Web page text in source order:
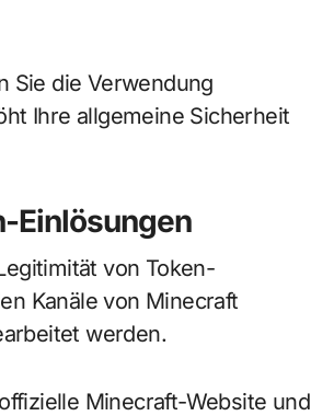
Sie die Verwendung
Ihre allgemeine Sicherheit
Einlösungen
von Token-
Kanäle von Minecraft
werden.
Minecraft-Website und